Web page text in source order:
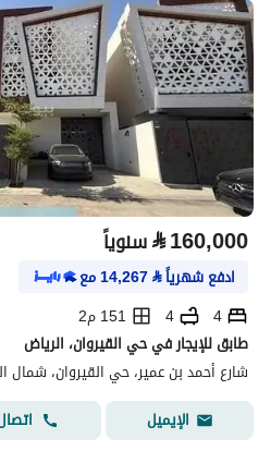
⃁160,000 سنوياً
ادفع شهرياً⃁
14,267مع
4
4
151 م2
طابق للإيجار في حي القيروان، الرياض
شارع أحمد بن عمير، حي القيروان، شمال
الإيميل